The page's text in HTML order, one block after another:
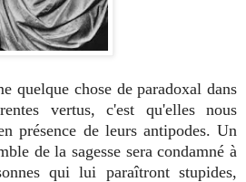
chose de paradoxal dans
vertus, c'est qu'elles nous
présence de leurs antipodes. Un
de la sagesse sera condamné à
qui lui paraîtront stupides,